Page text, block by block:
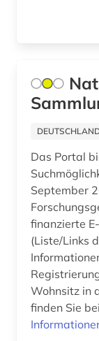
Das Portal
September
finanzierte
(Liste/Links
Wohnsitz in
finden Sie